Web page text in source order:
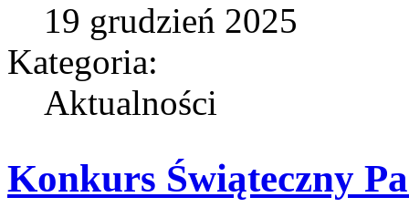
19 grudzień 2025
Kategoria:
Aktualności
Konkurs Świąteczny